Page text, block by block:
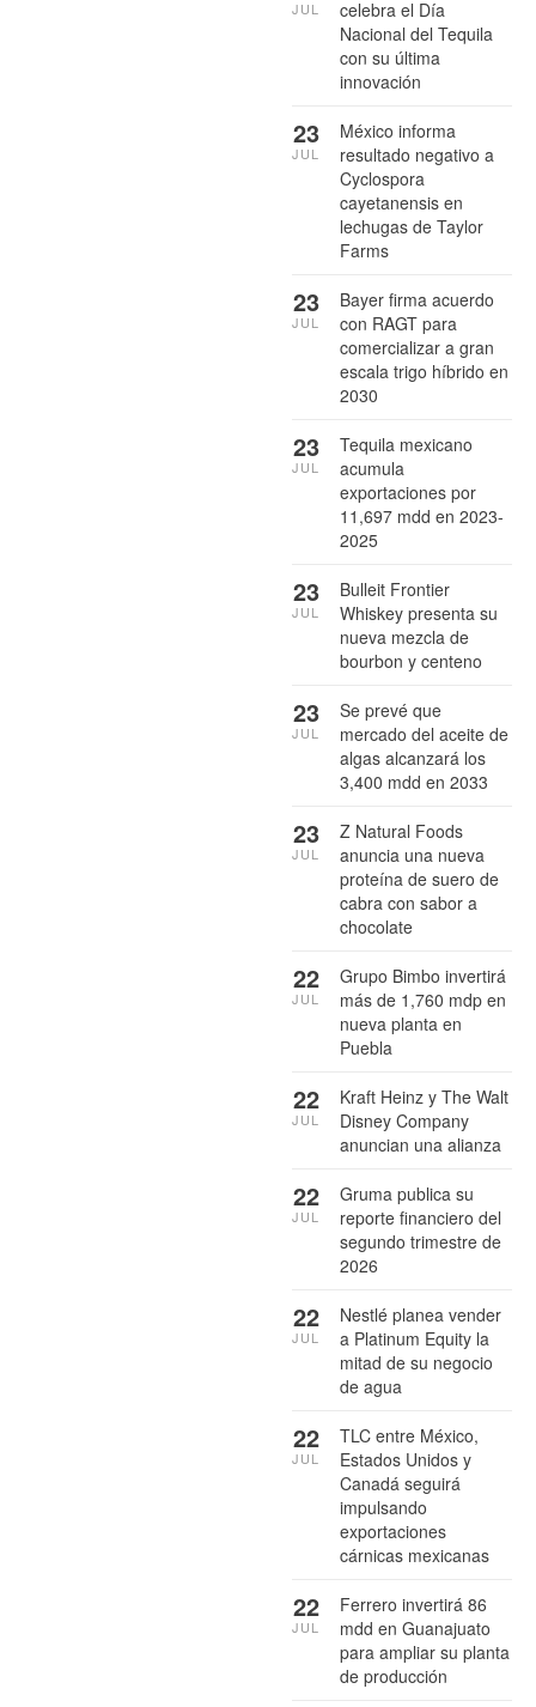
celebra el Día
Nacional del Tequila
con su última
innovación
JUL
México informa
resultado negativo a
Cyclospora
cayetanensis en
lechugas de Taylor
Farms
23
JUL
Bayer firma acuerdo
con RAGT para
comercializar a gran
escala trigo híbrido en
2030
23
JUL
Tequila mexicano
acumula
exportaciones por
11,697 mdd en 2023-
2025
23
JUL
Bulleit Frontier
Whiskey presenta su
nueva mezcla de
bourbon y centeno
23
JUL
Se prevé que
mercado del aceite de
algas alcanzará los
3,400 mdd en 2033
23
JUL
Z Natural Foods
anuncia una nueva
proteína de suero de
cabra con sabor a
chocolate
23
JUL
Grupo Bimbo invertirá
más de 1,760 mdp en
nueva planta en
Puebla
22
JUL
Kraft Heinz y The Walt
Disney Company
anuncian una alianza
22
JUL
Gruma publica su
reporte financiero del
segundo trimestre de
2026
22
JUL
Nestlé planea vender
a Platinum Equity la
mitad de su negocio
de agua
22
JUL
TLC entre México,
Estados Unidos y
Canadá seguirá
impulsando
exportaciones
cárnicas mexicanas
22
JUL
Ferrero invertirá 86
mdd en Guanajuato
para ampliar su planta
de producción
22
JUL